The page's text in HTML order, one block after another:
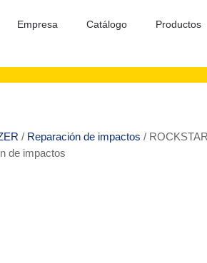
Empresa Catálogo Productos
/ Reparación de impactos /
de impactos